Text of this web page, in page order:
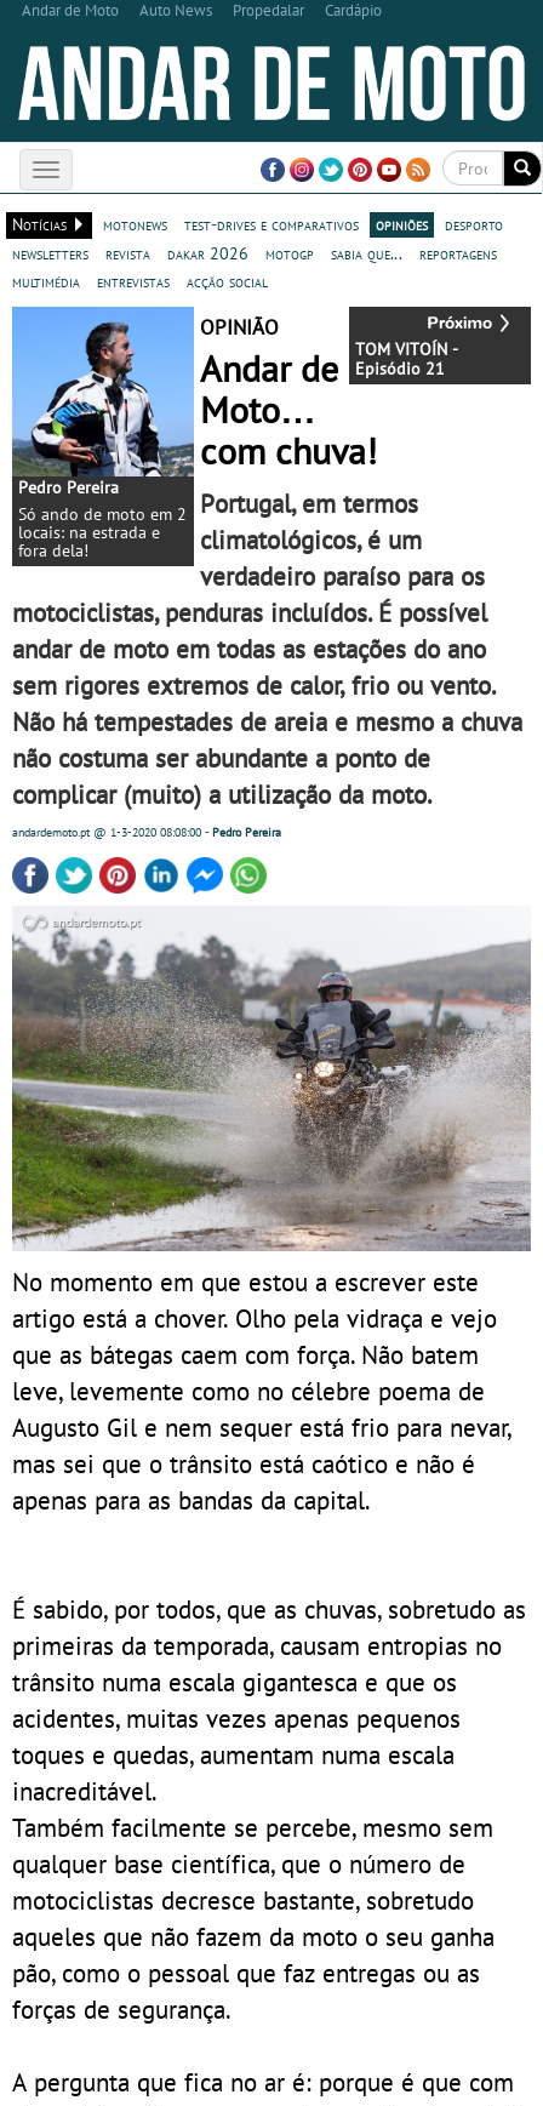
Andar de Moto Auto News Propedalar Cardápio
Toggle
navigation
Notícias
motonews test-drives e comparativos opiniões
desporto
newsletters
revista dakar 2026 motogp sabia que...
reportagens
multimédia
entrevistas acção social
TOM VITOÍN -
Episódio 21
Pedro Pereira
Só ando de moto em 2
locais: na estrada e
fora dela!
OPINIÃO
Andar de
Moto…
com chuva!
Portugal, em termos
climatológicos, é um
verdadeiro paraíso para os
motociclistas, penduras incluídos. É possível
andar de moto em todas as estações do ano
sem rigores extremos de calor, frio ou vento.
Não há tempestades de areia e mesmo a chuva
não costuma ser abundante a ponto de
complicar (muito) a utilização da moto.
andardemoto.pt@ 1-3-2020 08:08:00 - Pedro Pereira
No momento em que estou a escrever este
artigo está a chover. Olho pela vidraça e vejo
que as bátegas caem com força. Não batem
leve, levemente como no célebre poema de
Augusto Gil e nem sequer está frio para nevar,
mas sei que o trânsito está caótico e não é
apenas para as bandas da capital.
É sabido, por todos, que as chuvas, sobretudo as
primeiras da temporada, causam entropias no
trânsito numa escala gigantesca e que os
acidentes, muitas vezes apenas pequenos
toques e quedas, aumentam numa escala
inacreditável.
Também facilmente se percebe, mesmo sem
qualquer base científica, que o número de
motociclistas decresce bastante, sobretudo
aqueles que não fazem da moto o seu ganha
pão, como o pessoal que faz entregas ou as
forças de segurança.
A pergunta que fica no ar é: porque é que com